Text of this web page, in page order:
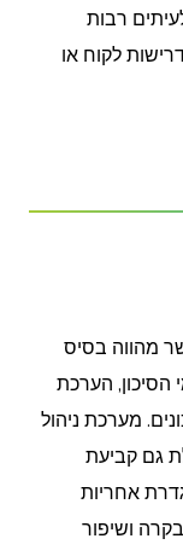
רבות
לקוח או
מהווה בסיס
הסיכון, הערכת
מערכת ניהול
גם קביעת
אחריות
ושיפור